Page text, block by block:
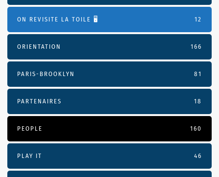
ON REVISITE LA TOILE 🖥️ 12
ORIENTATION 166
PARIS-BROOKLYN 81
PARTENAIRES 18
PEOPLE 160
PLAY IT 46